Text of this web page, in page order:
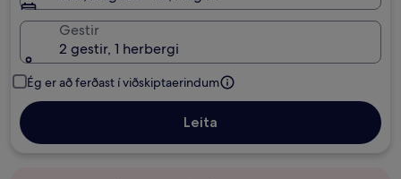
Gestir
2 gestir, 1 herbergi
Ég er að ferðast í viðskiptaerindum
Leita